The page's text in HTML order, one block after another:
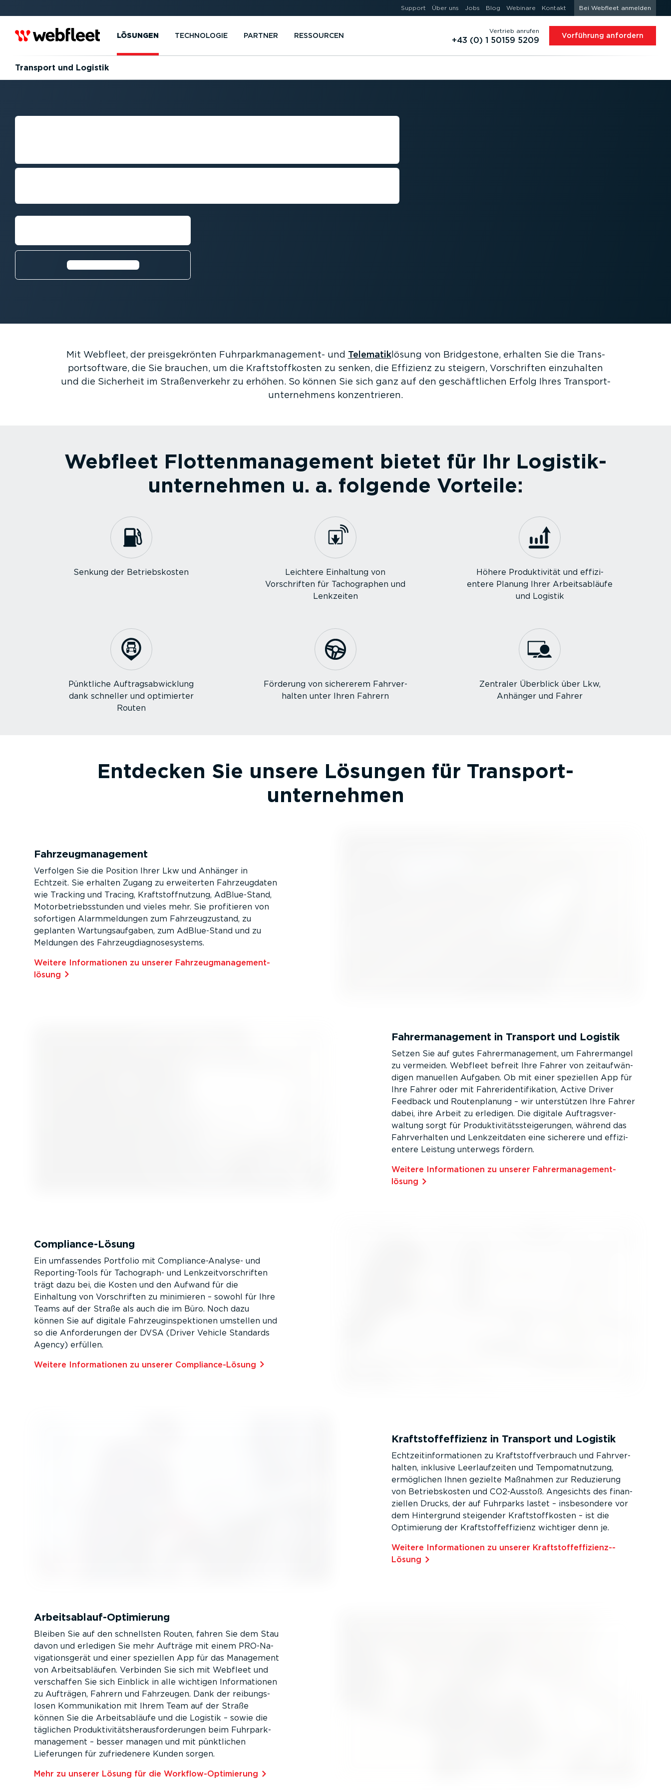
Support Über uns Jobs Blog Webinare Kontakt Bei Webfleet anmelden
LÖSUNGEN TECHNOLOGIE PARTNER RESSOURCEN
Vertrieb anrufen
+43 (0) 1 50159 5209 Vorführung anfordern
Transport und Logistik
FUHRPARK­MA­NAGEMENT FÜR
⁠Video ansehen
Mit Webfleet, der preis­ge­krönten Fuhrpark­ma­nage­ment- und Telematiklösung von Bridgestone, erhalten Sie die Trans­
port­software, die Sie brauchen, um die Kraft­stoff­kosten zu senken, die Effizienz zu steigern, Vorschriften einzuhalten
und die Sicherheit im Straßen­verkehr zu erhöhen. So können Sie sich ganz auf den geschäft­lichen Erfolg Ihres Transport­
unternehmens konzen­trieren.
Webfleet Flotten­ma­nagement bietet für Ihr Logistik­
unternehmen u. a. folgende Vorteile:
Senkung der Betriebs­kosten
Leichtere Einhaltung von
Vorschriften für Tacho­graphen und
Lenkzeiten
Höhere Produk­ti­vität und effizi­
entere Planung Ihrer Arbeits­ab­läufe
und Logistik
Pünktliche Auftrags­ab­wicklung
dank schneller und optimierter
Routen
Förderung von sichererem Fahrver­
halten unter Ihren Fahrern
Zentraler Überblick über Lkw,
Anhänger und Fahrer
Entdecken Sie unsere Lösungen für Transport­
unternehmen
Fahrzeug­ma­nagement
Verfolgen Sie die Position Ihrer Lkw und Anhänger in
Echtzeit. Sie erhalten Zugang zu erweiterten Fahrzeug­daten
wie Tracking und Tracing, Kraft­stoff­nutzung, AdBlu­e-­Stand,
Motor­be­triebs­stunden und vieles mehr. Sie profitieren von
sofortigen Alarm­mel­dungen zum Fahrzeug­zu­stand, zu
geplanten Wartungs­auf­gaben, zum AdBlu­e-­Stand und zu
Meldungen des Fahrzeug­dia­gno­se­systems.
Weitere Infor­ma­tionen zu unserer Fahrzeug­ma­nage­ment­
lösung
Fahrer­ma­nagement in Transport und Logistik
Setzen Sie auf gutes Fahrer­ma­nagement, um Fahrer­mangel
zu vermeiden. Webfleet befreit Ihre Fahrer von zeitauf­wän­
digen manuellen Aufgaben. Ob mit einer speziellen App für
Ihre Fahrer oder mit Fahre­ri­den­ti­fi­kation, Active Driver
Feedback und Routen­planung – wir unter­stützen Ihre Fahrer
dabei, ihre Arbeit zu erledigen. Die digitale Auftrags­ver­
waltung sorgt für Produk­ti­vi­täts­stei­ge­rungen, während das
Fahrver­halten und Lenkzeit­daten eine sicherere und effizi­
entere Leistung unterwegs fördern.
Weitere Infor­ma­tionen zu unserer Fahrer­ma­nage­ment­
lösung
Compli­an­ce-­Lösung
Ein umfassendes Portfolio mit Compli­an­ce-Ana­lyse- und
Reportin­g-­Tools für Tachograph- und Lenkzeit­vor­schriften
trägt dazu bei, die Kosten und den Aufwand für die
Einhaltung von Vorschriften zu minimieren – sowohl für Ihre
Teams auf der Straße als auch die im Büro. Noch dazu
können Sie auf digitale Fahrzeug­in­spek­tionen umstellen und
so die Anfor­de­rungen der DVSA (Driver Vehicle Standards
Agency) erfüllen.
Weitere Infor­ma­tionen zu unserer Compli­an­ce-­Lösung
Kraft­stoff­ef­fi­zienz in Transport und Logistik
Echtzeit­in­for­ma­tionen zu Kraft­stoff­ver­brauch und Fahrver­
halten, inklusive Leerlauf­zeiten und Tempo­mat­nutzung,
ermöglichen Ihnen gezielte Maßnahmen zur Reduzierung
von Betriebs­kosten und CO2-Ausstoß. Angesichts des finan­
zi­ellen Drucks, der auf Fuhrparks lastet – insbe­sondere vor
dem Hintergrund steigender Kraft­stoff­kosten – ist die
Optimierung der Kraft­stoff­ef­fi­zienz wichtiger denn je.
Weitere Infor­ma­tionen zu unserer Kraft­stoff­ef­fi­zi­en­z-­
Lösung
Arbeits­ab­lauf-­Op­ti­mierung
Bleiben Sie auf den schnellsten Routen, fahren Sie dem Stau
davon und erledigen Sie mehr Aufträge mit einem PRO-Na­
vi­ga­ti­ons­gerät und einer speziellen App für das Management
von Arbeits­ab­läufen. Verbinden Sie sich mit Webfleet und
verschaffen Sie sich Einblick in alle wichtigen Infor­ma­tionen
zu Aufträgen, Fahrern und Fahrzeugen. Dank der reibungs­
losen Kommu­ni­kation mit Ihrem Team auf der Straße
können Sie die Arbeits­ab­läufe und die Logistik – sowie die
täglichen Produk­ti­vi­täts­her­aus­for­de­rungen beim Fuhrpark­
ma­nagement – besser managen und mit pünktlichen
Lieferungen für zufrie­denere Kunden sorgen.
Mehr zu unserer Lösung für die Workflow-­Op­ti­mierung